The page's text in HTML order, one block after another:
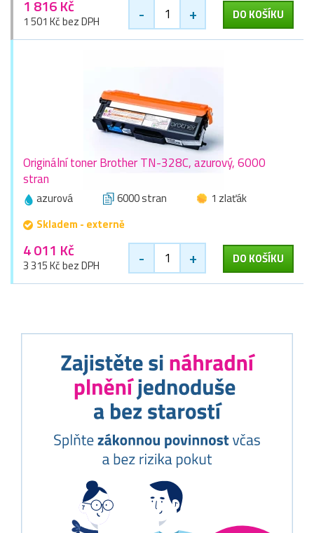
1 816 Kč
1 501 Kč bez DPH - + DO KOŠÍKU
Originální toner Brother TN-328C, azurový, 6000
stran
azurová 6000 stran
1 zlaťák
Skladem - externě
4 011 Kč
3 315 Kč bez DPH - + DO KOŠÍKU